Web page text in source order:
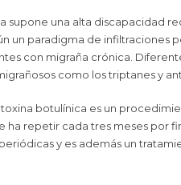
supone una alta discapacidad
un paradigma de infiltraciones
con migraña crónica.
como los triptanes y
botulínica es un
ha repetir cada tres meses por
y es además un